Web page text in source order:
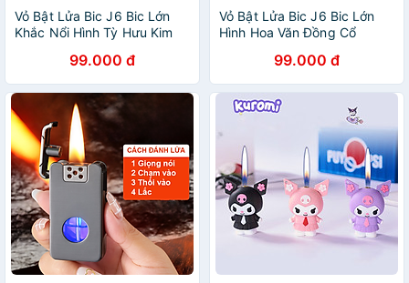
Vỏ Bật Lửa Bic J6 Bic Lớn
Khắc Nổi Hình Tỳ Hưu Kim
99.000 đ
Vỏ Bật Lửa Bic J6 Bic Lớn
Hình Hoa Văn Đồng Cổ
99.000 đ